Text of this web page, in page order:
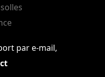
par e-mail,